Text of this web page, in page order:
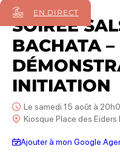
EN DIRECT
15 août 2026
SOIRÉE
BACHATA –
INITIATION
Le samedi 15 août à
Kiosque Place des
Ajouter à mon Google